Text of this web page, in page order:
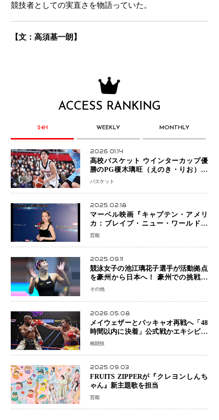
競技者としての実直さを物語っていた。
【文：高須基一朗】
ACCESS RANKING
24H WEEKLY MONTHLY
2026.01.14
高校バスケット ウインターカップ優
勝のPG榎木璃旺（えのき・りお）が
プロの現場へ―。
バスケット
2025.02.18
マーベル映画『キャプテン・アメリ
カ：ブレイブ・ニュー・ワールド』
新ブラック・ウィドウ役のシラ・ハー
芸能
2025.09.11
競泳女子の池江璃花子選手が活動拠点
を豪州から日本へ！ 豪州での挑戦を
糧に、28年ロサンゼルス五輪へ再始動
その他
2026.05.08
メイウェザーとパッキャオ再戦へ「48
時間以内に決着」公式戦かエキシビシ
ョンか混迷続く
格闘技
2025.09.03
FRUITS ZIPPERが『クレヨンしんち
ゃん』新主題歌を担当
芸能